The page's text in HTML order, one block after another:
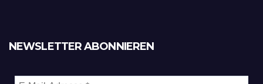
NEWSLETTER ABONNIEREN